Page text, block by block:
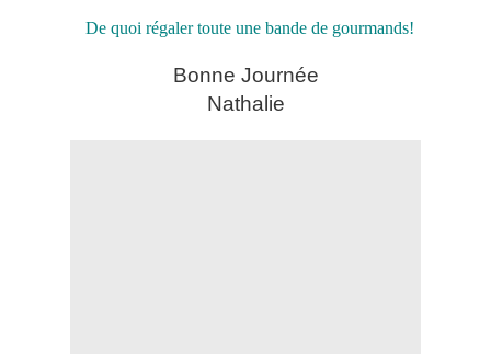
De quoi régaler toute une bande de gourmands!
Bonne Journée
Nathalie